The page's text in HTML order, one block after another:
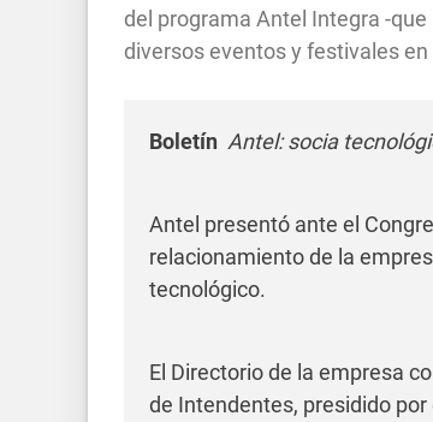
del programa Antel Integra -
diversos eventos y festivales
Boletín Antel: socia
Antel presentó ante el
relacionamiento de la
tecnológico.
El Directorio de la empresa
de Intendentes, presidido